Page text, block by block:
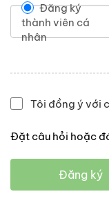
Đăng ký
thành viên cá
nhân
Tôi đồng ý với
Đặt câu hỏi hoặc
Đăng ký